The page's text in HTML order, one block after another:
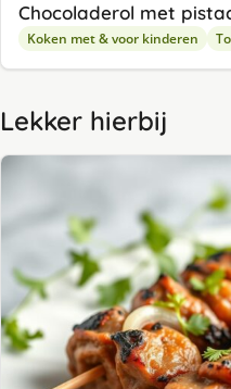
Chocoladerol met
Koken met & voor kinderen
Lekker hierbij